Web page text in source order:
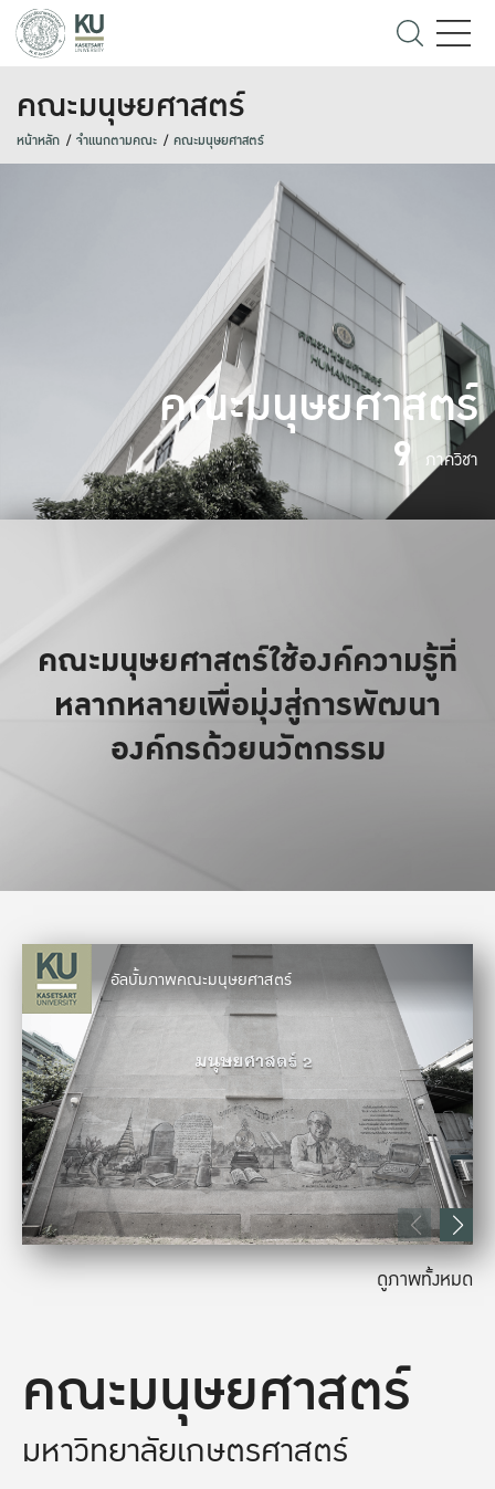
คณะมนุษยศาสตร์
หน้าหลัก จำแนกตามคณะ คณะมนุษยศาสตร์
คณะมนุษยศาสตร์
9 ภาควิชา
คณะมนุษยศาสตร์ใช้องค์ความรู้ที่
หลากหลายเพื่อมุ่งสู่การพัฒนา
องค์กรด้วยนวัตกรรม
คณะมนุษยศาสตร์
มหาวิทยาลัยเกษตรศาสตร์
อัลบั้มภาพคณะมนุษยศาสตร์
ดูภาพทั้งหมด